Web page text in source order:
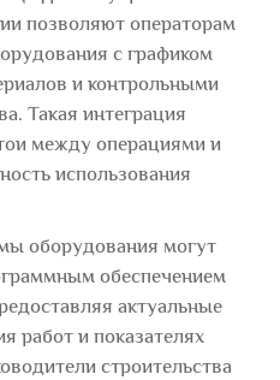
позволяют операторам
с графиком
и контрольными
Такая интеграция
между операциями и
использования
оборудования могут
обеспечением
актуальные
работ и показателях
строительства